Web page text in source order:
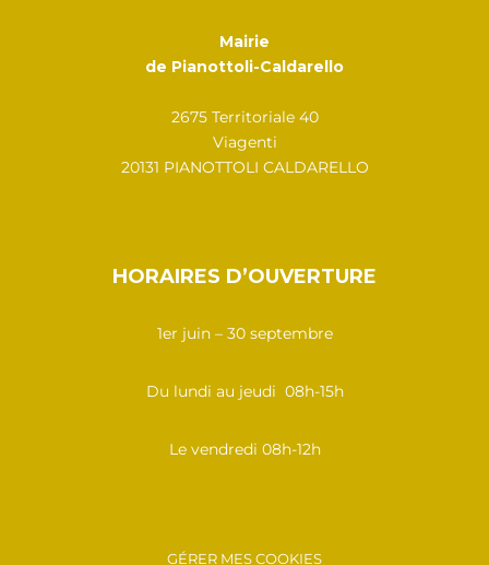
Mairie
de Pianottoli-Caldarello
2675 Territoriale 40
Viagenti
20131 PIANOTTOLI CALDARELLO
HORAIRES D’OUVERTURE
1er juin – 30 septembre
Du lundi au jeudi 08h-15h
Le vendredi 08h-12h
GÉRER MES COOKIES